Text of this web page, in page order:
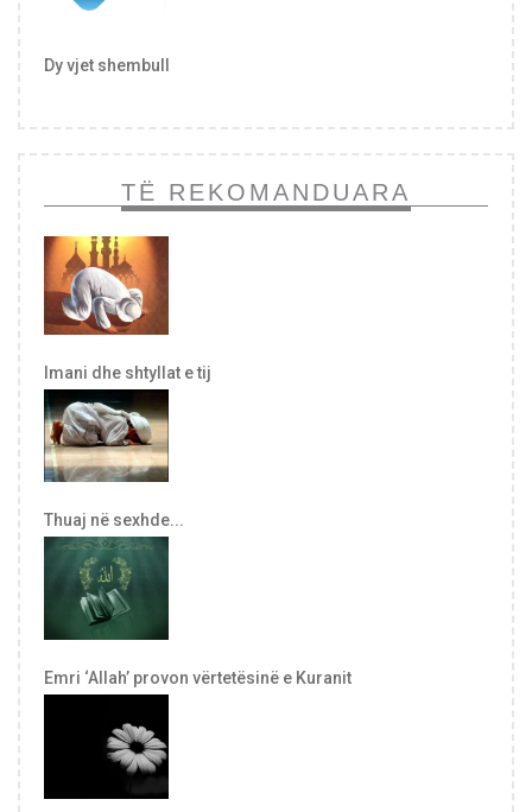
Dy vjet shembull
TË REKOMANDUARA
Imani dhe shtyllat e tij
Thuaj në sexhde...
Emri ‘Allah’ provon vërtetësinë e Kuranit